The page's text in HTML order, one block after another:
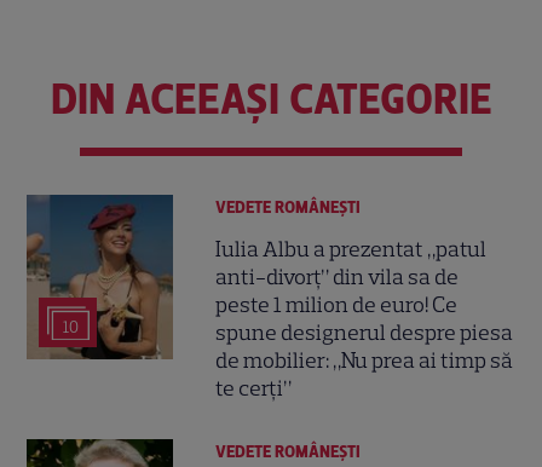
DIN ACEEAȘI CATEGORIE
10
VEDETE ROMÂNEŞTI
Iulia Albu a prezentat „patul
anti-divorț” din vila sa de
peste 1 milion de euro! Ce
spune designerul despre piesa
de mobilier: „Nu prea ai timp să
te cerți”
VEDETE ROMÂNEŞTI